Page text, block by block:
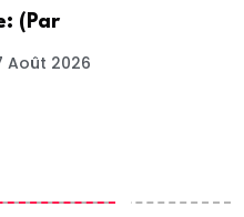
(Par
Août 2026